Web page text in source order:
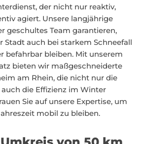
der nicht nur reaktiv,
agiert. Unsere langjährige
geschultes Team garantieren,
Stadt auch bei starkem Schneefall
befahrbar bleiben. Mit unserem
bieten wir maßgeschneiderte
am Rhein, die nicht nur die
die Effizienz im Winter
Sie auf unsere Expertise, um
mobil zu bleiben.